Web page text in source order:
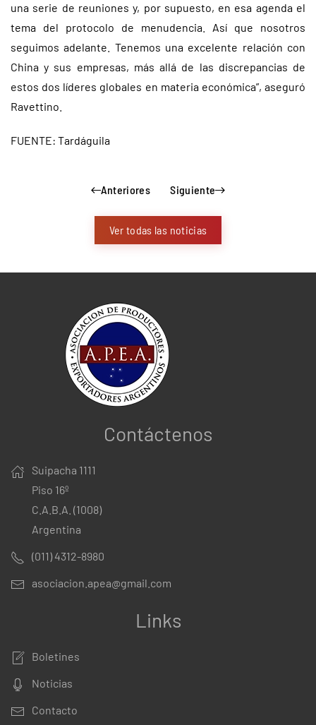
una serie de reuniones y, por supuesto, en esa agenda el
tema del protocolo de menudencia. Así que nosotros
seguimos adelante. Tenemos una excelente relación con
China y sus empresas, más allá de las discrepancias de
estos dos líderes globales en materia económica”, aseguró
Ravettino.
FUENTE: Tardáguila
Anteriores Siguiente
Ver todas las noticias
Contáctenos
Suipacha 1111
Piso 16º
C.A.B.A. (1008)
Argentina
(011) 4312-8980
asociacion.apea@gmail.com
Links
Boletines
Noticias
Contacto